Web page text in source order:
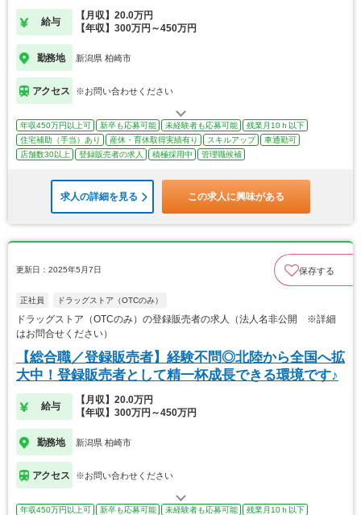
給与
【月収】20.0万円
【年収】300万円～450万円
勤務地 新潟県 柏崎市
アクセス ※お問い合わせください
年収450万円以上可 新卒も応募可能 未経験者も応募可能
残業月10ｈ以下
住宅補助（手当）あり
産休・育休取得実績有り スキルアップ
車通勤可
店舗数30以上
登録販売者の求人 積極採用中 管理職候補
求人の詳細を見る この求人に興味がある
更新日：2025年5月7日 保存する
正社員 ドラッグストア（OTCのみ）
ドラッグストア（OTCのみ）の登録販売者の求人（法人名非公開 ※詳細
はお問合せください）
【総合職／登録販売者】経験不問◎北陸から全国へ拡
大中！登録販売者として精一杯成長できる環境です♪
給与
【月収】20.0万円
【年収】300万円～450万円
勤務地 新潟県 柏崎市
アクセス ※お問い合わせください
年収450万円以上可 新卒も応募可能 未経験者も応募可能 残業月10ｈ以下